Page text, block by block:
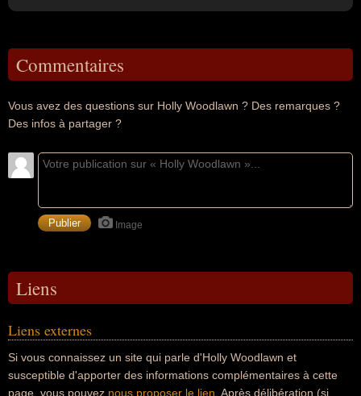
Commentaires
Vous avez des questions sur Holly Woodlawn ? Des remarques ?
Des infos à partager ?
Image
Liens
Liens externes
Si vous connaissez un site qui parle d'Holly Woodlawn et
susceptible d'apporter des informations complémentaires à cette
page, vous pouvez nous proposer le lien . Après délibération (si